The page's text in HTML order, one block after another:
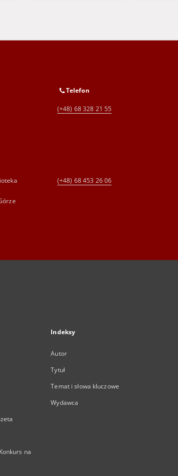
Telefon
(+48) 68 328 21 55
(+48) 68 453 26 06
na
Indeksy
Autor
Tytuł
Temat i słowa kluczowe
Wydawca